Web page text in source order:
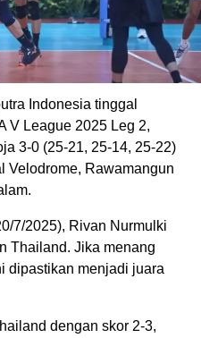
Indonesia tinggal
V League 2025 Leg 2,
3-0 (25-21, 25-14, 25-22)
Velodrome, Rawamangun
7/2025), Rivan Nurmulki
Thailand. Jika menang
dipastikan menjadi juara
dengan skor 2-3,